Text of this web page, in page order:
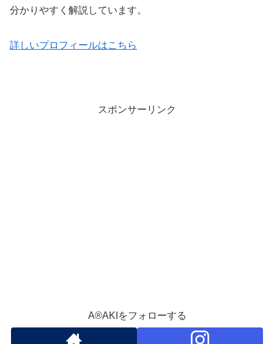
分かりやすく解説しています。
詳しいプロフィールはこちら
スポンサーリンク
A®️AKIをフォローする